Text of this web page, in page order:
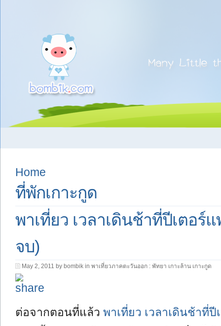
Home
ที่พักเกาะกูด
พาเที่ยว เวลาเดินช้าที่ปีเตอร์
จบ)
May 2, 2011 by bombik in พาเที่ยวภาคตะวันออก : พัทยา เกาะล้าน เกาะกูด
ต่อจากตอนที่แล้ว พาเที่ยว เวลาเดินช้าที่